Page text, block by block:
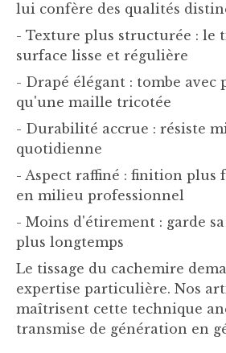
lui confère des qualités
- Texture plus structurée : le
surface lisse et régulière
- Drapé élégant : tombe avec
qu'une maille tricotée
- Durabilité accrue : résiste
quotidienne
- Aspect raffiné : finition plus
en milieu professionnel
- Moins d'étirement : garde
plus longtemps
Le tissage du cachemire
expertise particulière. Nos
maîtrisent cette technique
transmise de génération en